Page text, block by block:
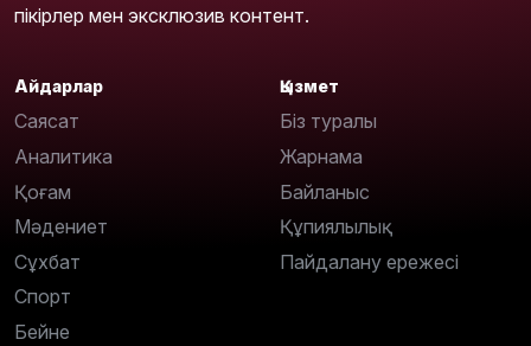
пікірлер мен эксклюзив контент.
Айдарлар
Саясат
Аналитика
Қоғам
Мәдениет
Сұхбат
Спорт
Бейне
Қызмет
Біз туралы
Жарнама
Байланыс
Құпиялылық
Пайдалану ережесі